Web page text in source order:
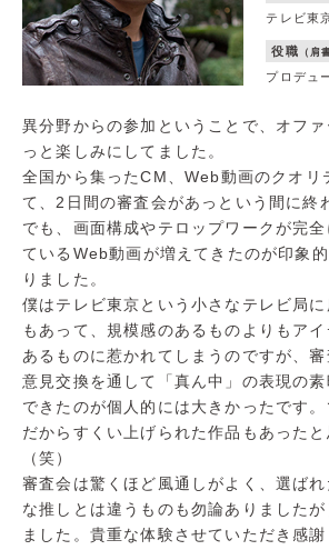
テレビ東
役職 （肩
プロデュ
異分野からの参加ということで、オフ
っと楽しみにしてました。
全国から集ったCM、Web動画のクオリ
て、2日間の審査会があっという間に終
でも、画面構成やテロップワークが完
ているWeb動画が増えてきたのが印象
りました。
僕はテレビ東京という小さなテレビ局に
もあって、規模感のあるものよりもア
あるものに惹かれてしまうのですが、
意見交換を通して「真ん中」の表現の
できたのが個人的には大きかったです
だからすくい上げられた作品もあった
（笑）
審査会は驚くほど風通しがよく、選ば
な推しとは違うものも勿論ありました
ました。貴重な体験させていただき感